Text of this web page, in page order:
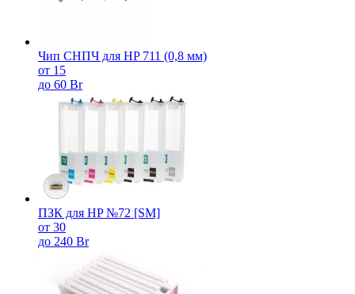
Чип СНПЧ для HP 711 (0,8 мм)
от 15
до 60 Br
ПЗК для HP №72 [SM]
от 30
до 240 Br